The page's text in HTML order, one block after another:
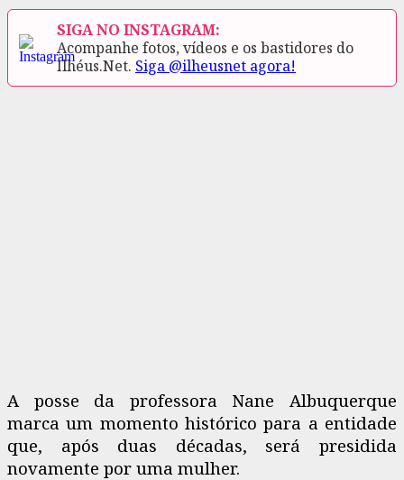
SIGA NO INSTAGRAM:
Acompanhe fotos, vídeos e os bastidores do
Ilhéus.Net. Siga @ilheusnet agora!
A posse da professora Nane Albuquerque
marca um momento histórico para a entidade
que, após duas décadas, será presidida
novamente por uma mulher.